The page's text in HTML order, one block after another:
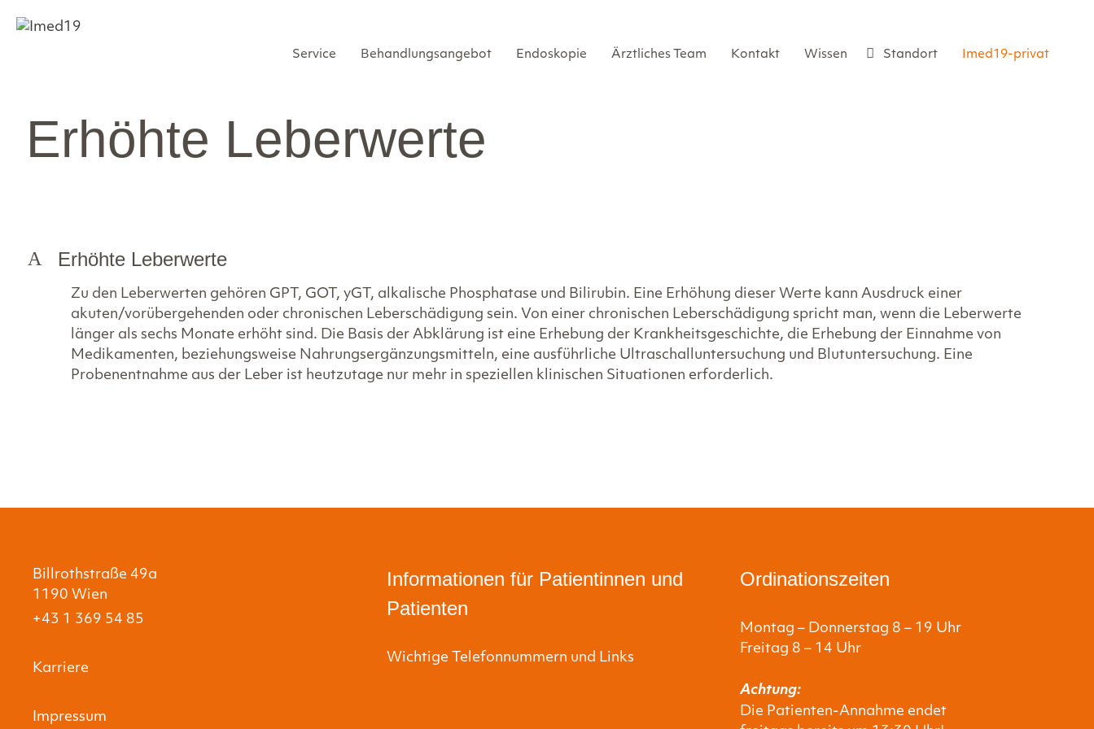
Inhalt
Service Behandlungsangebot Endoskopie Ärztliches Team Kontakt Wissen Standort Imed19-privat
Erhöhte Leberwerte
A Erhöhte Leberwerte
Zu den Leberwerten gehören GPT, GOT, yGT, alkalische Phosphatase und Bilirubin. Eine Erhöhung dieser Werte kann Ausdruck einer
akuten/vorübergehenden oder chronischen Leberschädigung sein. Von einer chronischen Leberschädigung spricht man, wenn die Leberwerte
länger als sechs Monate erhöht sind. Die Basis der Abklärung ist eine Erhebung der Krankheitsgeschichte, die Erhebung der Einnahme von
Medikamenten, beziehungsweise Nahrungsergänzungsmitteln, eine ausführliche Ultraschalluntersuchung und Blutuntersuchung. Eine
Probenentnahme aus der Leber ist heutzutage nur mehr in speziellen klinischen Situationen erforderlich.
Billrothstraße 49a
1190 Wien
+43 1 369 54 85
Karriere
Impressum
Informationen für Patientinnen und
Patienten
Wichtige Telefonnummern und Links
Ordinationszeiten
Montag – Donnerstag 8 – 19 Uhr
Freitag 8 – 14 Uhr
Achtung:
Die Patienten-Annahme endet